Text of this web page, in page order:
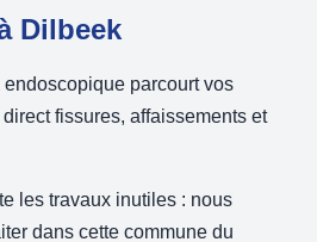
Dilbeek
parcourt vos
fissures, affaissements et
les travaux inutiles : nous
dans cette commune du